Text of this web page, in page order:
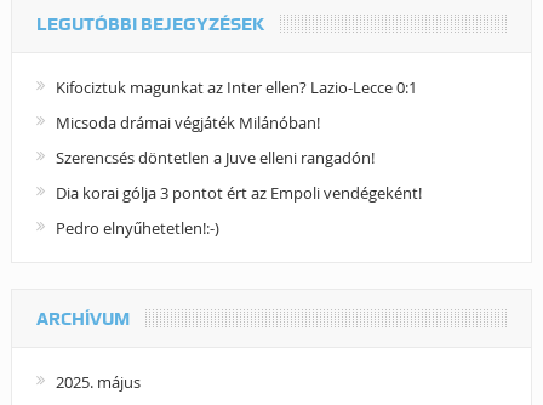
LEGUTÓBBI BEJEGYZÉSEK
Kifociztuk magunkat az Inter ellen? Lazio-Lecce 0:1
Micsoda drámai végjáték Milánóban!
Szerencsés döntetlen a Juve elleni rangadón!
Dia korai gólja 3 pontot ért az Empoli vendégeként!
Pedro elnyűhetetlen!:-)
ARCHÍVUM
2025. május